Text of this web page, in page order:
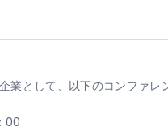
業として、以下のコンファ
00